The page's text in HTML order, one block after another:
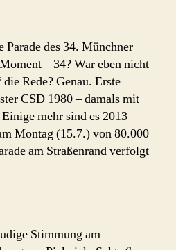
Parade des 34. Münchner
– 34? War eben nicht
Rede? Genau. Erste
CSD 1980 – damals mit
mehr sind es 2013
Montag (15.7.) von 80.000
am Straßenrand verfolgt
Stimmung am